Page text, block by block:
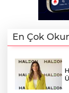
En Çok